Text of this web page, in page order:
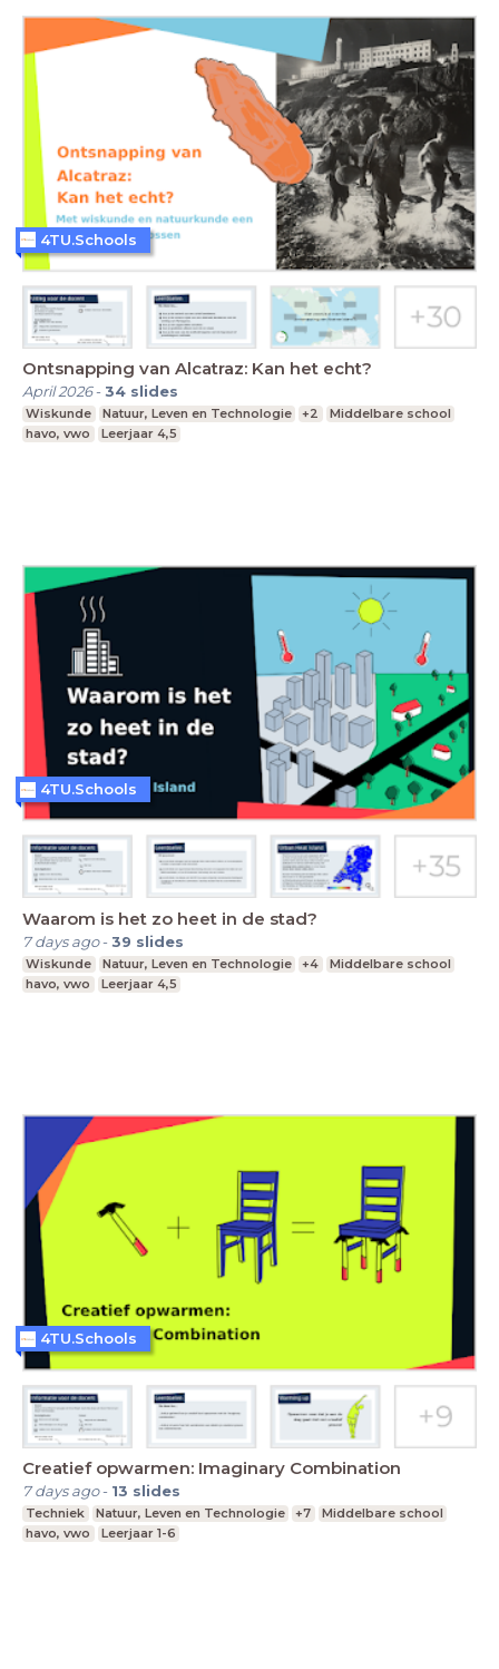
Ontsnapping van Alcatraz: Kan het echt?
April 2026-34 slides
Wiskunde Natuur, Leven en Technologie +2
Middelbare school
havo, vwo
Leerjaar 4,5
4TU.Schools
Waarom is het zo heet in de stad?
7 days ago-39 slides
Wiskunde Natuur, Leven en Technologie +4
Middelbare school
havo, vwo
Leerjaar 4,5
4TU.Schools
Creatief opwarmen: Imaginary Combination
7 days ago- 13 slides
Techniek Natuur, Leven en Technologie +7
Middelbare school
havo, vwo
Leerjaar 1-6
4TU.Schools